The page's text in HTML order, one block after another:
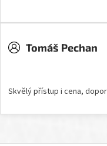
Tomáš Pechan
Skvělý přístup i cena,